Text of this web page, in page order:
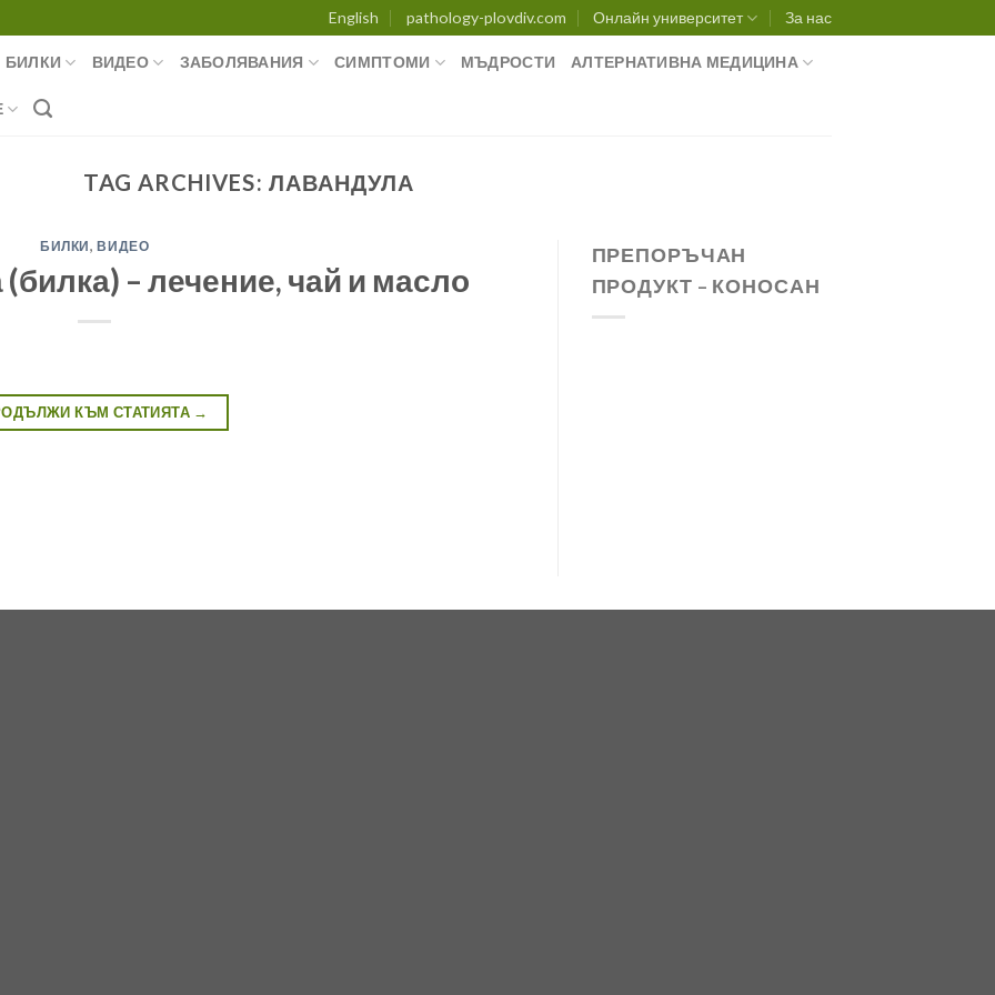
English pathology-plovdiv.com Онлайн университет За нас
БИЛКИ ВИДЕО ЗАБОЛЯВАНИЯ СИМПТОМИ МЪДРОСТИ АЛТЕРНАТИВНА МЕДИЦИНА
TAG ARCHIVES: ЛАВАНДУЛА
БИЛКИ,ВИДЕО
– лечение, чай и масло
КЪМ СТАТИЯТА →
ПРЕПОРЪЧАН
ПРОДУКТ – КОНОСАН